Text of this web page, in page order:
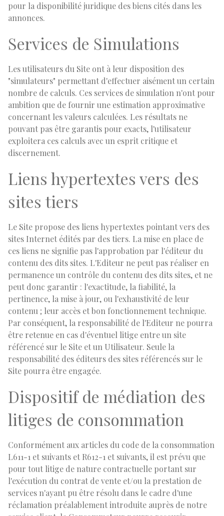
pour la disponibilité juridique des biens cités dans les
annonces.
Services de Simulations
Les utilisateurs du Site ont à leur disposition des
"simulateurs" permettant d'effectuer aisément un certain
nombre de calculs. Ces services de simulation n'ont pour
ambition que de fournir une estimation approximative
concernant les valeurs calculées. Les résultats ne
pouvant pas être garantis pour exacts, l'utilisateur
exploitera ces calculs avec un esprit critique et
discernement.
Liens hypertextes vers des
sites tiers
Le Site propose des liens hypertextes pointant vers des
sites Internet édités par des tiers. La mise en place de
ces liens ne signifie pas l'approbation par l'éditeur du
contenu des dits sites. L'Editeur ne peut pas réaliser en
permanence un contrôle du contenu des dits sites, et ne
peut donc garantir : l'exactitude, la fiabilité, la
pertinence, la mise à jour, ou l'exhaustivité de leur
contenu ; leur accès et bon fonctionnement technique.
Par conséquent, la responsabilité de l'Editeur ne pourra
être retenue en cas d'éventuel litige entre un site
référencé sur le Site et un Utilisateur. Seule la
responsabilité des éditeurs des sites référencés sur le
Site pourra être engagée.
Dispositif de médiation des
litiges de consommation
Conformément aux articles du code de la consommation
L611-1 et suivants et R612-1 et suivants, il est prévu que
pour tout litige de nature contractuelle portant sur
l'exécution du contrat de vente et/ou la prestation de
services n'ayant pu être résolu dans le cadre d'une
réclamation préalablement introduite auprès de notre